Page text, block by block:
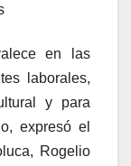
en las
laborales,
y para
expresó el
Rogelio